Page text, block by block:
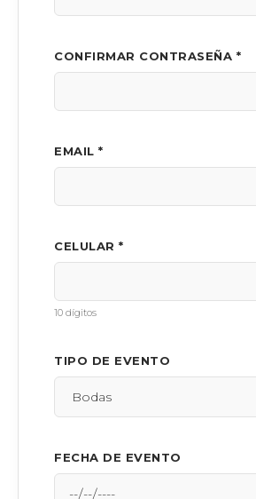
CONFIRMAR CONTRASEÑA *
EMAIL *
CELULAR *
10 dígitos
TIPO DE EVENTO
FECHA DE EVENTO